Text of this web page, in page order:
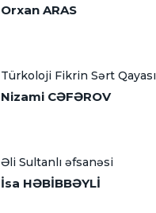
Orxan ARAS
Türkoloji Fikrin Sərt Qayası
Nizami CƏFƏROV
Əli Sultanlı əfsanəsi
İsa HƏBİBBƏYLİ